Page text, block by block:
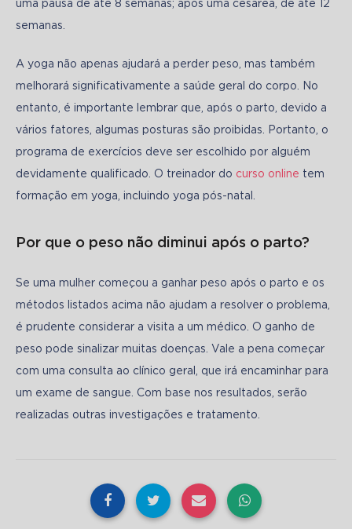
uma pausa de até 8 semanas; após uma cesárea, de até 12
semanas.
A yoga não apenas ajudará a perder peso, mas também
melhorará significativamente a saúde geral do corpo. No
entanto, é importante lembrar que, após o parto, devido a
vários fatores, algumas posturas são proibidas. Portanto, o
programa de exercícios deve ser escolhido por alguém
devidamente qualificado. O treinador do curso online tem
formação em yoga, incluindo yoga pós-natal.
Por que o peso não diminui após o parto?
Se uma mulher começou a ganhar peso após o parto e os
métodos listados acima não ajudam a resolver o problema,
é prudente considerar a visita a um médico. O ganho de
peso pode sinalizar muitas doenças. Vale a pena começar
com uma consulta ao clínico geral, que irá encaminhar para
um exame de sangue. Com base nos resultados, serão
realizadas outras investigações e tratamento.